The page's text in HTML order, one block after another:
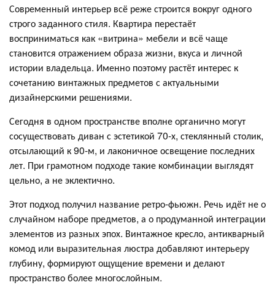
Современный интерьер всё реже строится вокруг одного
строго заданного стиля. Квартира перестаёт
восприниматься как «витрина» мебели и всё чаще
становится отражением образа жизни, вкуса и личной
истории владельца. Именно поэтому растёт интерес к
сочетанию винтажных предметов с актуальными
дизайнерскими решениями.
Сегодня в одном пространстве вполне органично могут
сосуществовать диван с эстетикой 70-х, стеклянный столик,
отсылающий к 90-м, и лаконичное освещение последних
лет. При грамотном подходе такие комбинации выглядят
цельно, а не эклектично.
Этот подход получил название ретро-фьюжн. Речь идёт не о
случайном наборе предметов, а о продуманной интеграции
элементов из разных эпох. Винтажное кресло, антикварный
комод или выразительная люстра добавляют интерьеру
глубину, формируют ощущение времени и делают
пространство более многослойным.